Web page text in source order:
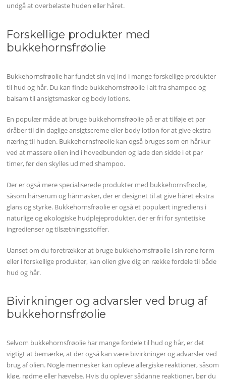
undgå at overbelaste huden eller håret.
Forskellige produkter med
bukkehornsfrøolie
Bukkehornsfrøolie har fundet sin vej ind i mange forskellige produkter
til hud og hår. Du kan finde bukkehornsfrøolie i alt fra shampoo og
balsam til ansigtsmasker og body lotions.
En populær måde at bruge bukkehornsfrøolie på er at tilføje et par
dråber til din daglige ansigtscreme eller body lotion for at give ekstra
næring til huden. Bukkehornsfrøolie kan også bruges som en hårkur
ved at massere olien ind i hovedbunden og lade den sidde i et par
timer, før den skylles ud med shampoo.
Der er også mere specialiserede produkter med bukkehornsfrøolie,
såsom hårserum og hårmasker, der er designet til at give håret ekstra
glans og styrke. Bukkehornsfrøolie er også et populært ingrediens i
naturlige og økologiske hudplejeprodukter, der er fri for syntetiske
ingredienser og tilsætningsstoffer.
Uanset om du foretrækker at bruge bukkehornsfrøolie i sin rene form
eller i forskellige produkter, kan olien give dig en række fordele til både
hud og hår.
Bivirkninger og advarsler ved brug af
bukkehornsfrøolie
Selvom bukkehornsfrøolie har mange fordele til hud og hår, er det
vigtigt at bemærke, at der også kan være bivirkninger og advarsler ved
brug af olien. Nogle mennesker kan opleve allergiske reaktioner, såsom
kløe, rødme eller hævelse. Hvis du oplever sådanne reaktioner, bør du